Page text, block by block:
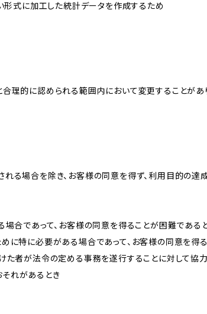
形式に加工した統計データを作成するため
合理的に認められる範囲内において変更することが
れる場合を除き、お客様の同意を得ず、利用目的の
場合であって、お客様の同意を得ることが困難である
に特に必要がある場合であって、お客様の同意を得
た者が法令の定める事務を遂行することに対して協
れがあるとき